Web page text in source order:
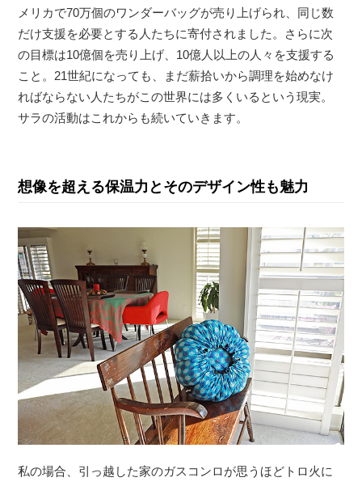
メリカで70万個のワンダーバッグが売り上げられ、同じ数
だけ支援を必要とする人たちに寄付されました。さらに次
の目標は10億個を売り上げ、10億人以上の人々を支援する
こと。21世紀になっても、まだ薪拾いから調理を始めなけ
ればならない人たちがこの世界には多くいるという現実。
サラの活動はこれからも続いていきます。
想像を超える保温力とそのデザイン性も魅力
私の場合、引っ越した家のガスコンロが思うほどトロ火に